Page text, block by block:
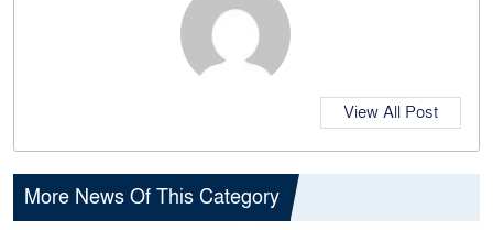
View All Post
More News Of This Category